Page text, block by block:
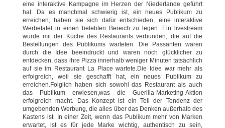
eine interaktive Kampagne im Herzen der Niederlande geführt
hat. Da es manchmal schwierig ist, ein neues Publikum zu
erreichen, haben sie sich dafür entschieden, eine interaktive
Werbetafel in einen belebten Bereich zu legen. Ein livestream
wurde mit der Küche des Restaurants verbunden, die auf die
Bestellungen des Publikums warteten. Die Passanten waren
durch die Idee beeindruckt und waren noch glücklicher zu
entdecken, dass ihre Pizza innerhalb weniger Minuten tatsächlich
auf sie im Restaurant La Place wartete.Die Idee war mehr als
erfolgreich, weil sie geschafft hat, ein neues Publikum zu
erreichen.Folglich haben sich sowohl das Restaurant als auch
das Publikum erwiesen,was die Guerilla-Marketing-Aktion
erfolgreich macht. Das Konzept ist ein Teil der Tendenz der
umgebenden Werbung, die alles über das Denken außerhalb des
Kastens ist. In einer Zeit, wenn das Publikum mehr von Marken
erwartet, ist es für jede Marke wichtig, authentisch zu sein,